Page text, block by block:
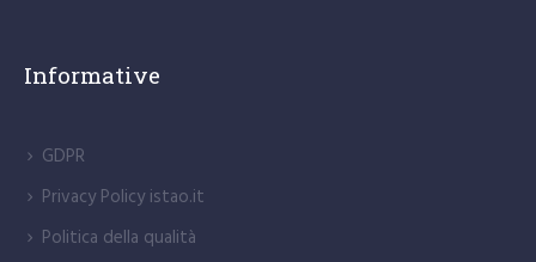
Informative
GDPR
Privacy Policy istao.it
Politica della qualità